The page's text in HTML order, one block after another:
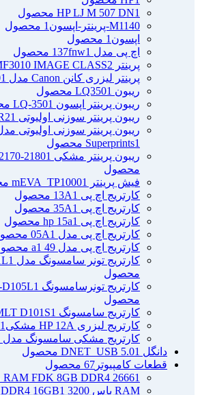
HP LJ M 507 DN1 محصول
M1140-پرینتر-اپسون
1 محصول
اپسون 1 محصول
اچ پی مدل 137fnw 1 محصول
پرینتر CANON MF3010 IMAGE CLASS 2 محصول
پرینتر لیزری کانن Canon مدل MF3010
1 محصول
ریبون LQ350 1 محصول
ریبون پرینتر اپسون LQ-350 1 محصول
ریبون پرینتر سوزنی اولیوتی Olivetti PR2 1 محصول
Superprints1 محصول
ریبون پرینتر مشکی Ribbon EPSON LQ 2170-2180 1
محصول
فیش پرینتر mEVA_TP1000
1 محصول
کارتریج اچ پی 13A 1 محصول
کارتریج اچ پی 35A 1 محصول
کارتریج اچ پی hp 15a 1 محصول
کارتریج اچ پی مدل 05A 1 محصول
کارتریج اچ پی مدل 49 a
1 محصول
کارتریج تونر سامسونگ مدل Samsung MLT-D111L 1
محصول
کارتریج تونرسامسونگ Samsung MLT-D105L 1
محصول
کارتریج سامسونگ MLT D101S 1 محصول
کارتریج لیزری HP 12A مشکی
1 محصول
کارتریج مشکی سامسونگ مدل MLT-D117S
دانگل DNET_USB 5.0 1 محصول
قطعات کامپیوتر 67 محصول
RAM FDK 8GB DDR4 26661 محصول
RAM باس 3200 GSKILL DDR4 16GB
1 محصول